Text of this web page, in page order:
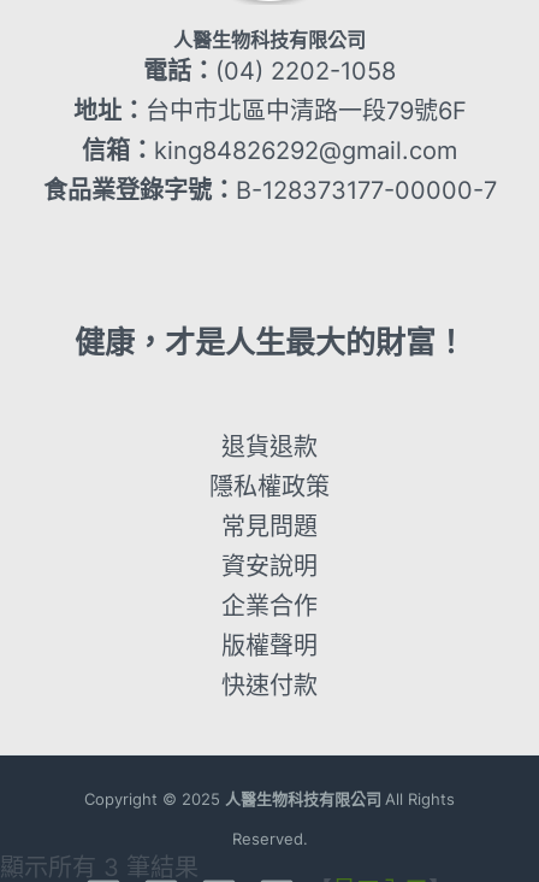
顯示所有 3 筆結果
人醫生物科技有限公司
電話： (04) 2202-1058
地址： 台中市北區中清路一段79號6F
信箱： king84826292@gmail.com
食品業登錄字號： B-128373177-00000-7
健康，才是人生最大的財富！
退貨退款
隱私權政策
常見問題
資安說明
企業合作
版權聲明
快速付款
Copyright © 2025 人醫生物科技有限公司 All Rights
Reserved.